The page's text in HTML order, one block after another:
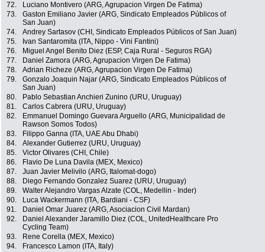
72.
Luciano Montivero (ARG, Agrupacion Virgen De Fatima)
73.
Gaston Emiliano Javier (ARG, Sindicato Empleados Públicos of
San Juan)
74. Andrey Sartasov (CHI, Sindicato Empleados Públicos of San Juan)
75.
Ivan Santaromita (ITA, Nippo - Vini Fantini)
76.
Miguel Angel Benito Diez (ESP, Caja Rural - Seguros RGA)
77.
Daniel Zamora (ARG, Agrupacion Virgen De Fatima)
78.
Adrian Richeze (ARG, Agrupacion Virgen De Fatima)
79.
Gonzalo Joaquin Najar (ARG, Sindicato Empleados Públicos of
San Juan)
80. Pablo Sebastian Anchieri Zunino (URU, Uruguay)
81.
Carlos Cabrera (URU, Uruguay)
82.
Emmanuel Domingo Guevara Arguello (ARG, Municipalidad de
Rawson Somos Todos)
83. Filippo Ganna (ITA, UAE Abu Dhabi)
84.
Alexander Gutierrez (URU, Uruguay)
85.
Victor Olivares (CHI, Chile)
86.
Flavio De Luna Davila (MEX, Mexico)
87.
Juan Javier Melivilo (ARG, Italomat-dogo)
88.
Diego Fernando Gonzalez Suarez (URU, Uruguay)
89.
Walter Alejandro Vargas Alzate (COL, Medellin - Inder)
90.
Luca Wackermann (ITA, Bardiani - CSF)
91.
Daniel Omar Juarez (ARG, Asociacion Civil Mardan)
92.
Daniel Alexander Jaramillo Diez (COL, UnitedHealthcare Pro
Cycling Team)
93. Rene Corella (MEX, Mexico)
94.
Francesco Lamon (ITA, Italy)